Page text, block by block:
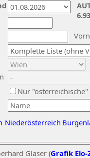
Nur "österreichische"
Niederösterreich
Glaser (Grafik